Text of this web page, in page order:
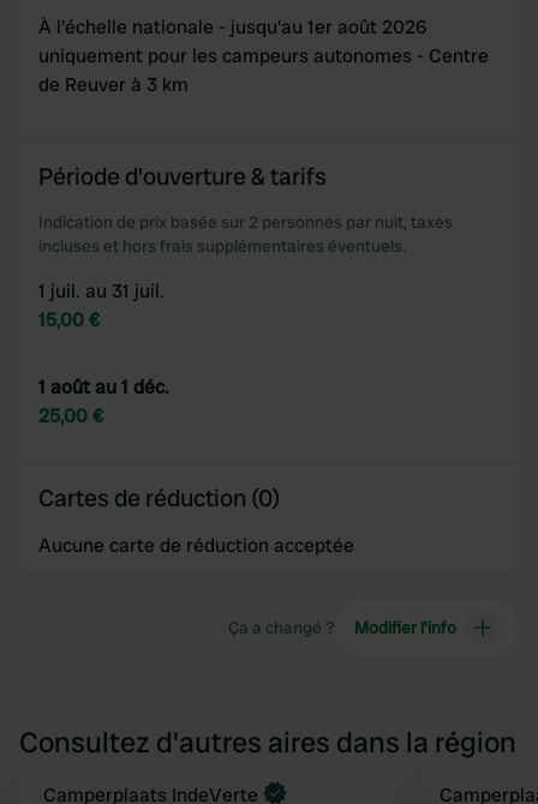
À l'échelle nationale - jusqu'au 1er août 2026
uniquement pour les campeurs autonomes - Centre
de Reuver à 3 km
Période d'ouverture & tarifs
Indication de prix basée sur 2 personnes par nuit, taxes
incluses et hors frais supplémentaires éventuels.
1 juil. au 31 juil.
15,00 €
1 août au 1 déc.
25,00 €
Cartes de réduction (0)
Aucune carte de réduction acceptée
Ça a changé ? Modifier l’info
Consultez d'autres aires dans la région
Reserve maintenant
Camperplaats IndeVerte Reserve